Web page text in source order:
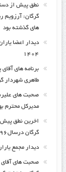
نطق پیش از
گرگان: آرزویم
های گذشته بود
۱۴۰۴
برنامه های
طاهری شهردار
صحبت های
مدیرکل محترم
اخرین نطق پیش
گرگان درسال۹۶
دیدار مجمع
صحبت های آقای